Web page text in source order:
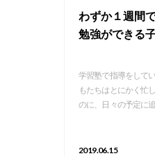
わずか１週間
勉強ができる
学習塾で指導をして
もたちはとにかく忙
のに、日々の予定に
2019.06.15